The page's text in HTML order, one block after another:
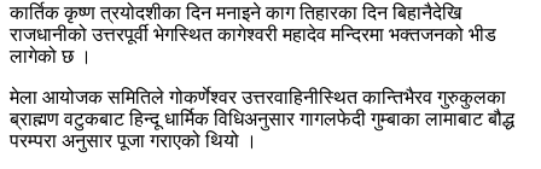
कार्तिक कृष्ण त्रयोदशीका दिन मनाइने काग तिहारका दिन बिहानैदेखि
राजधानीको उत्तरपूर्वी भेगस्थित कागेश्वरी महादेव मन्दिरमा भक्तजनको भीड
लागेको छ ।
मेला आयोजक समितिले गोकर्णेश्वर उत्तरवाहिनीस्थित कान्तिभैरव गुरुकुलका
ब्राह्मण वटुकबाट हिन्दू धार्मिक विधिअनुसार गागलफेदी गुम्बाका लामाबाट बौद्ध
परम्परा अनुसार पूजा गराएको थियो ।